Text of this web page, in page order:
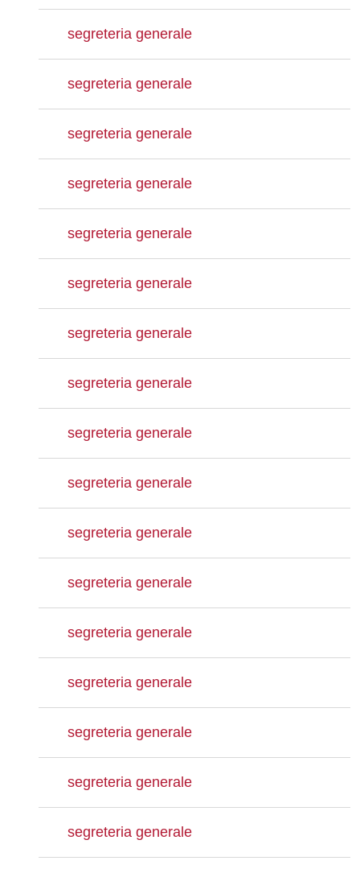
segreteria generale
segreteria generale
segreteria generale
segreteria generale
segreteria generale
segreteria generale
segreteria generale
segreteria generale
segreteria generale
segreteria generale
segreteria generale
segreteria generale
segreteria generale
segreteria generale
segreteria generale
segreteria generale
segreteria generale